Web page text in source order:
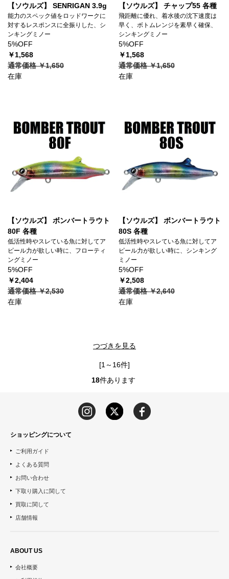
【ソウルズ】 SENRIGAN 3.9g
能力のスペック値をロッドワークに
対するレスポンスに全振りした、シ
ンキングミノー
5%OFF
￥1,568
通常価格 ￥1,650
在庫
【ソウルズ】 チャップ55 各種
飛距離に優れ、着水後の沈下速度は
早く、ボトムレンジを素早く確保、
シンキングミノー
5%OFF
￥1,568
通常価格 ￥1,650
在庫
【ソウルズ】 ボンバートラウト
80F 各種
低活性時やスレている魚に対してア
ピール力が欲しい時に、フローティ
ングミノー
5%OFF
￥2,404
通常価格 ￥2,530
在庫
【ソウルズ】 ボンバートラウト
80S 各種
低活性時やスレている魚に対してア
ピール力が欲しい時に、シンキング
ミノー
5%OFF
￥2,508
通常価格 ￥2,640
在庫
つづきを見る
[1～16件]
18件あります
ショッピングについて
ご利用ガイド
よくある質問
お問い合わせ
下取り購入に関して
買取に関して
店舗情報
ABOUT US
会社概要